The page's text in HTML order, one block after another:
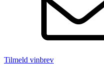
Tilmeld vinbrev